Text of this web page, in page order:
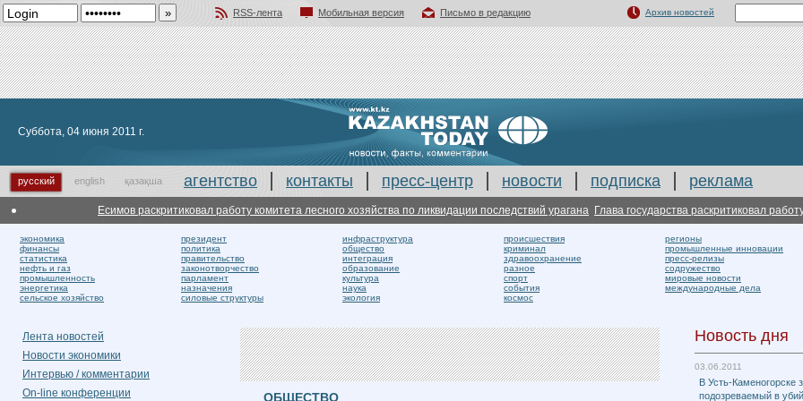
RSS-лента Мобильная версия
Письмо в редакцию
Архив новостей
Суббота, 04 июня 2011 г.
русский english қазақша агентство контакты пресс-центр новости подписка реклама
Есимов раскритиковал работу комитета лесного хозяйства по ликвидации последствий урагана Глава государства раскритиковал работу
экономика
финансы
статистика
нефть и газ
промышленность
энергетика
сельское хозяйство
президент
политика
правительство
законотворчество
парламент
назначения
силовые структуры
инфраструктура
общество
интеграция
образование
культура
наука
экология
происшествия
криминал
здравоохранение
разное
спорт
события
космос
регионы
промышленные инновации
пресс-релизы
содружество
мировые новости
международные дела
Лента новостей
Новости экономики
Интервью / комментарии
On-line конференции
ОБЩЕСТВО
Новость дня
03.06.2011
В Усть-Каменогорске
подозреваемый в